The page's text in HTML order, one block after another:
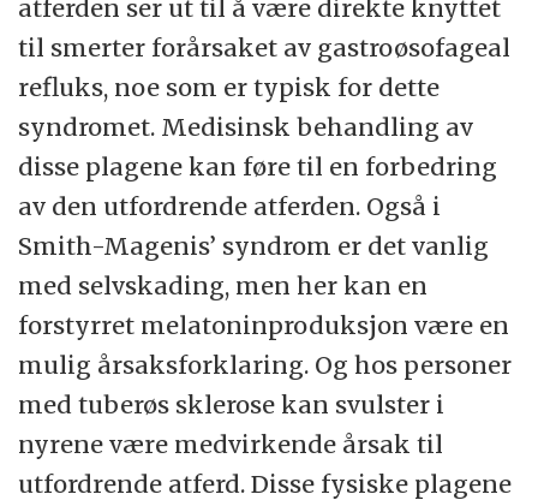
atferden ser ut til å være direkte knyttet
til smerter forårsaket av gastroøsofageal
refluks, noe som er typisk for dette
syndromet. Medisinsk behandling av
disse plagene kan føre til en forbedring
av den utfordrende atferden. Også i
Smith-Magenis’ syndrom er det vanlig
med selvskading, men her kan en
forstyrret melatoninproduksjon være en
mulig årsaksforklaring. Og hos personer
med tuberøs sklerose kan svulster i
nyrene være medvirkende årsak til
utfordrende atferd. Disse fysiske plagene